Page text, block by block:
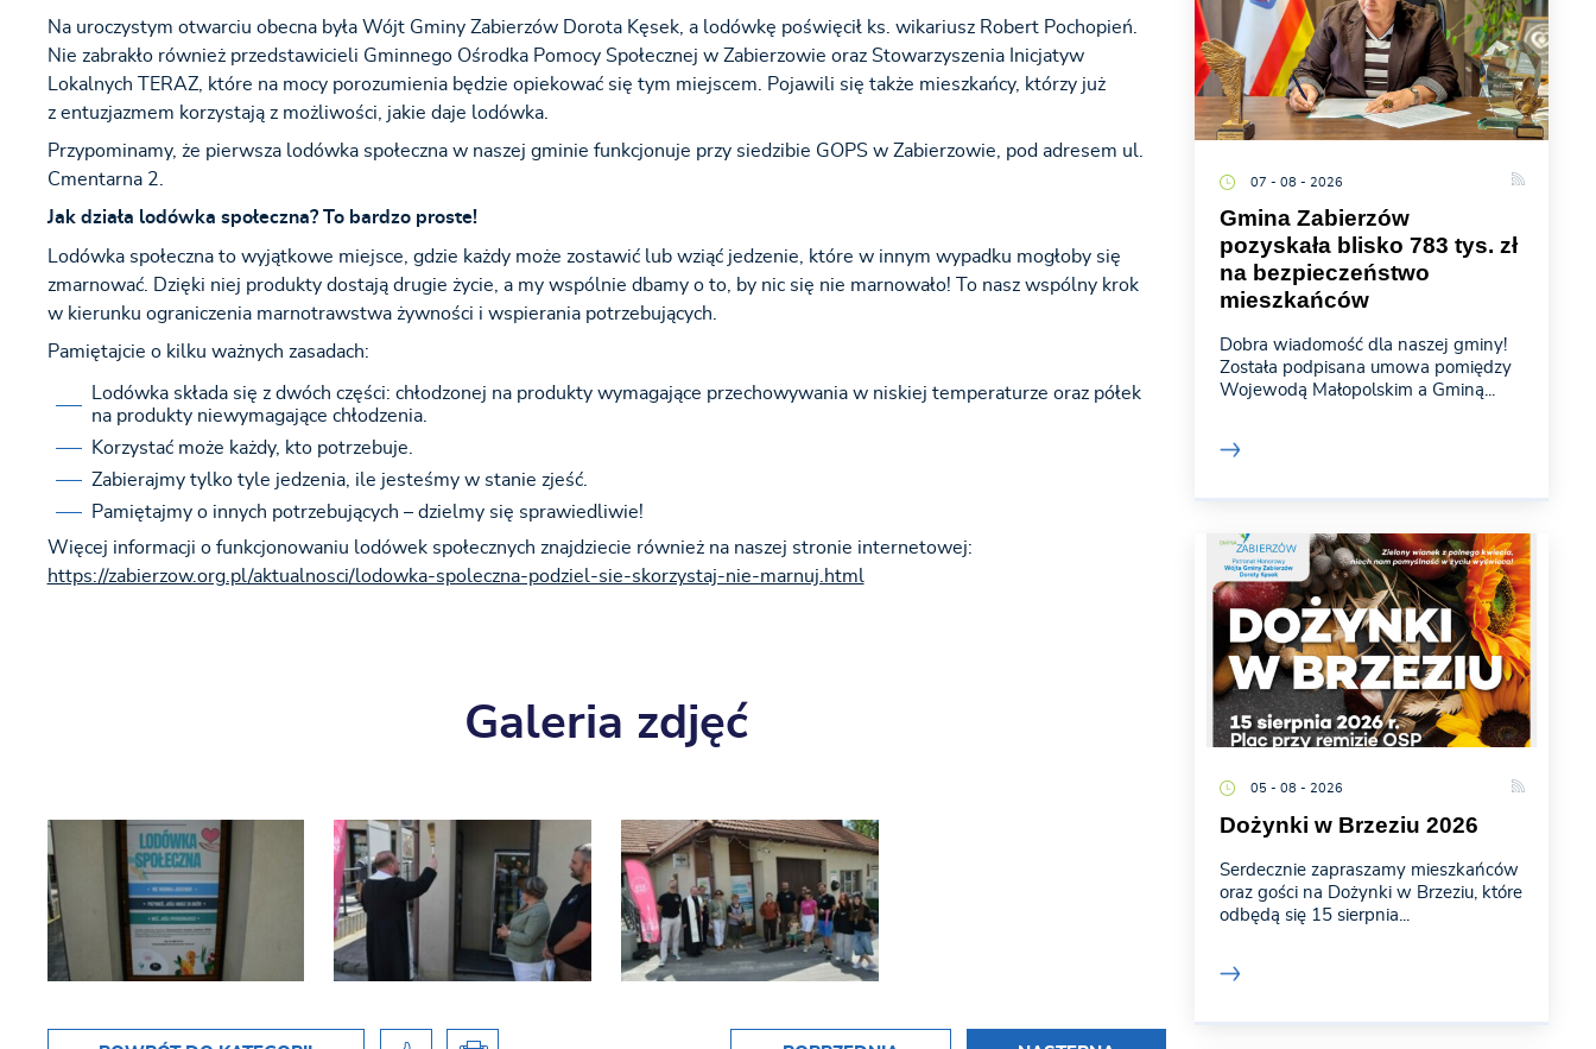
Na uroczystym otwarciu obecna była Wójt Gminy Zabierzów Dorota Kęsek, a lodówkę poświęcił ks. wikariusz Robert Pochopień.
Nie zabrakło również przedstawicieli Gminnego Ośrodka Pomocy Społecznej w Zabierzowie oraz Stowarzyszenia Inicjatyw
Lokalnych TERAZ, które na mocy porozumienia będzie opiekować się tym miejscem. Pojawili się także mieszkańcy, którzy już
z entuzjazmem korzystają z możliwości, jakie daje lodówka.
Przypominamy, że pierwsza lodówka społeczna w naszej gminie funkcjonuje przy siedzibie GOPS w Zabierzowie, pod adresem ul.
Cmentarna 2.
Jak działa lodówka społeczna? To bardzo proste!
Lodówka społeczna to wyjątkowe miejsce, gdzie każdy może zostawić lub wziąć jedzenie, które w innym wypadku mogłoby się
zmarnować. Dzięki niej produkty dostają drugie życie, a my wspólnie dbamy o to, by nic się nie marnowało! To nasz wspólny krok
w kierunku ograniczenia marnotrawstwa żywności i wspierania potrzebujących.
Pamiętajcie o kilku ważnych zasadach:
Lodówka składa się z dwóch części: chłodzonej na produkty wymagające przechowywania w niskiej temperaturze oraz półek
na produkty niewymagające chłodzenia.
Korzystać może każdy, kto potrzebuje.
Zabierajmy tylko tyle jedzenia, ile jesteśmy w stanie zjeść.
Pamiętajmy o innych potrzebujących – dzielmy się sprawiedliwie!
Więcej informacji o funkcjonowaniu lodówek społecznych znajdziecie również na naszej stronie internetowej:
https://zabierzow.org.pl/aktualnosci/lodowka-spoleczna-podziel-sie-skorzystaj-nie-marnuj.html
Galeria zdjęć
07 - 08 - 2026
Gmina Zabierzów
pozyskała blisko 783 tys. zł
na bezpieczeństwo
mieszkańców
Dobra wiadomość dla naszej gminy!
Została podpisana umowa pomiędzy
Wojewodą Małopolskim a Gminą...
05 - 08 - 2026
Dożynki w Brzeziu 2026
Serdecznie zapraszamy mieszkańców
oraz gości na Dożynki w Brzeziu, które
odbędą się 15 sierpnia...